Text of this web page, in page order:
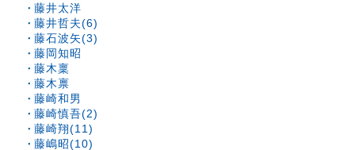
藤井太洋
藤井哲夫(6)
藤石波矢(3)
藤岡知昭
藤木稟
藤木禀
藤崎和男
藤崎慎吾(2)
藤崎翔(11)
藤嶋昭(10)